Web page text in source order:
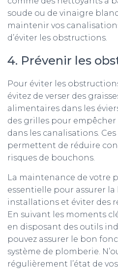
soude ou de vinaigre
maintenir vos
d’éviter les obstructions.
4. Prévenir les
Pour éviter les
évitez de verser des
alimentaires dans les
des grilles pour empêcher
dans les canalisations.
permettent de réduire
risques de bouchons.
La maintenance de votre
essentielle pour assurer
installations et éviter des
En suivant les moments
en disposant des outils
pouvez assurer le bon
système de plomberie.
régulièrement l’état de